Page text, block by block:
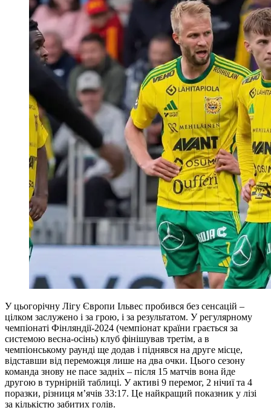
У цьогорічну Лігу Європи Ільвес пробився без сенсацій –
цілком заслужено і за грою, і за результатом. У регулярному
чемпіонаті Фінляндії-2024 (чемпіонат країни грається за
системою весна-осінь) клуб фінішував третім, а в
чемпіонському раунді ще додав і піднявся на друге місце,
відставши від переможця лише на два очки. Цього сезону
команда знову не пасе задніх – після 15 матчів вона йде
другою в турнірній таблиці. У активі 9 перемог, 2 нічиї та 4
поразки, різниця м’ячів 33:17. Це найкращий показник у лізі
за кількістю забитих голів.